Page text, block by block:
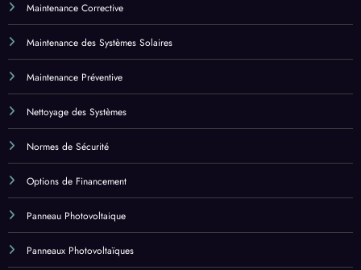
Maintenance Corrective
Maintenance des Systèmes Solaires
Maintenance Préventive
Nettoyage des Systèmes
Normes de Sécurité
Options de Financement
Panneau Photovoltaique
Panneaux Photovoltaïques